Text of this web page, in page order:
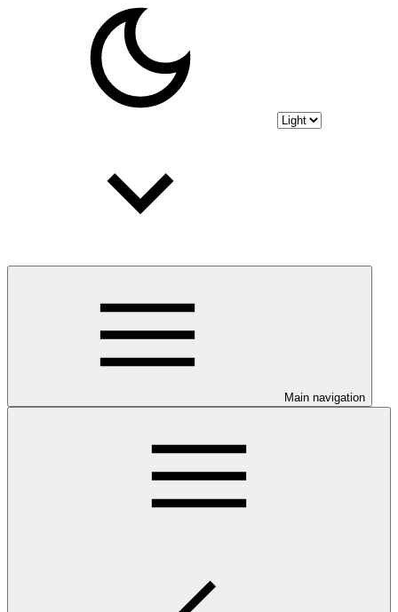
Main navigation